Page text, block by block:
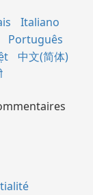
Italiano
Português
中文(简体)